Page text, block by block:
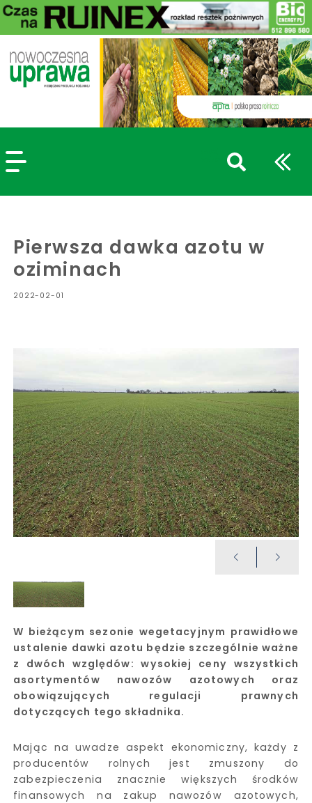
Pierwsza dawka azotu w
oziminach
2022-02-01
W bieżącym sezonie wegetacyjnym prawidłowe
ustalenie dawki azotu będzie szczególnie ważne
z dwóch względów: wysokiej ceny wszystkich
asortymentów nawozów azotowych oraz
obowiązujących regulacji prawnych
dotyczących tego składnika.
Mając na uwadze aspekt ekonomiczny, każdy z
producentów rolnych jest zmuszony do
zabezpieczenia znacznie większych środków
finansowych na zakup nawozów azotowych,